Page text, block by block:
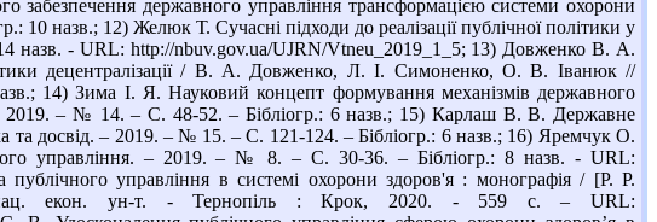
забезпечення державного управління трансформацією системи охорони
10 назв.; 12) Желюк Т. Сучасні підходи до реалізації публічної політики у
назв. - URL: http://nbuv.gov.ua/UJRN/Vtneu_2019_1_5; 13) Довженко В. А.
децентралізації / В. А. Довженко, Л. І. Симоненко, О. В. Іванюк //
14) Зима І. Я. Науковий концепт формування механізмів державного
– 2019. – № 14. – С. 48-52. – Бібліогр.: 6 назв.; 15) Карлаш В. В. Державне
та досвід. – 2019. – № 15. – С. 121-124. – Бібліогр.: 6 назв.; 16) Яремчук О.
управління. – 2019. – № 8. – С. 30-36. – Бібліогр.: 8 назв. - URL:
управління в системі охорони здоров'я : монографія / [Р. Р.
екон. ун-т. - Тернопіль : Крок, 2020. - 559 с. – URL: